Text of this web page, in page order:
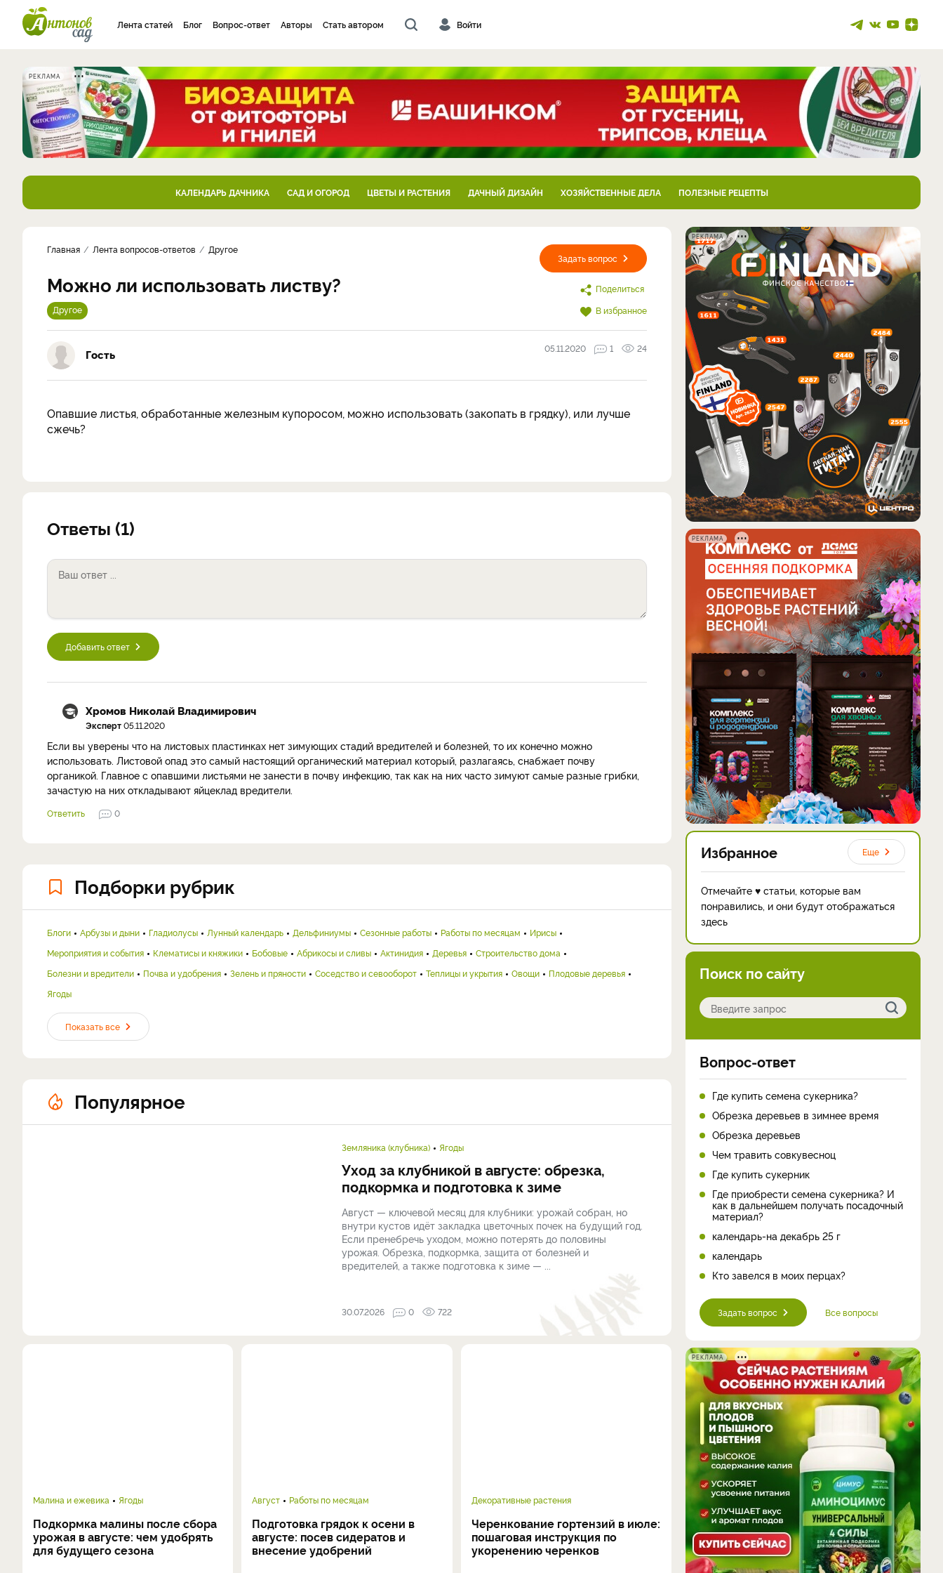
Лента статей Блог Вопрос-ответ Авторы Стать автором Войти
РЕКЛАМА
КАЛЕНДАРЬ ДАЧНИКА САД И ОГОРОД ЦВЕТЫ И РАСТЕНИЯ ДАЧНЫЙ ДИЗАЙН ХОЗЯЙСТВЕННЫЕ ДЕЛА ПОЛЕЗНЫЕ РЕЦЕПТЫ
Задать вопрос
Поделиться
В избранное
Главная Лента вопросов-ответов Другое
Можно ли использовать листву?
Другое
Гость 05.11.2020 1 24
Опавшие листья, обработанные железным купоросом, можно использовать (закопать в грядку), или лучше
сжечь?
Ответы (1)
Добавить ответ
Хромов Николай Владимирович
Эксперт05.11.2020
Если вы уверены что на листовых пластинках нет зимующих стадий вредителей и болезней, то их конечно можно
использовать. Листовой опад это самый настоящий органический материал который, разлагаясь, снабжает почву
органикой. Главное с опавшими листьями не занести в почву инфекцию, так как на них часто зимуют самые разные грибки,
зачастую на них откладывают яйцеклад вредители.
Ответить 0
Подборки рубрик
Блоги Арбузы и дыни Гладиолусы Лунный календарь Дельфиниумы Сезонные работы Работы по месяцам
Ирисы
Мероприятия и события
Клематисы и княжики Бобовые Абрикосы и сливы Актинидия Деревья
Строительство дома
Болезни и вредители
Почва и удобрения Зелень и пряности Соседство и севооборот Теплицы и укрытия Овощи
Плодовые деревья
Ягоды
Показать все
Популярное
Земляника (клубника) Ягоды
Уход за клубникой в августе: обрезка,
подкормка и подготовка к зиме
Август — ключевой месяц для клубники: урожай собран, но
внутри кустов идёт закладка цветочных почек на будущий год.
Если пренебречь уходом, можно потерять до половины
урожая. Обрезка, подкормка, защита от болезней и
вредителей, а также подготовка к зиме — ...
30.07.2026 0 722
Малина и ежевика Ягоды
Подкормка малины после сбора
урожая в августе: чем удобрять
для будущего сезона
Август Работы по месяцам
Подготовка грядок к осени в
августе: посев сидератов и
внесение удобрений
Декоративные растения
Черенкование гортензий в июле:
пошаговая инструкция по
укоренению черенков
РЕКЛАМА
РЕКЛАМА
Избранное Еще
Отмечайте ♥ статьи, которые вам
понравились, и они будут отображаться
здесь
Поиск по сайту
Вопрос-ответ
Где купить семена сукерника?
Обрезка деревьев в зимнее время
Обрезка деревьев
Чем травить совкувесноц
Где купить сукерник
Где приобрести семена сукерника? И
как в дальнейшем получать посадочный
материал?
календарь-на декабрь 25 г
календарь
Кто завелся в моих перцах?
Задать вопрос Все вопросы
РЕКЛАМА